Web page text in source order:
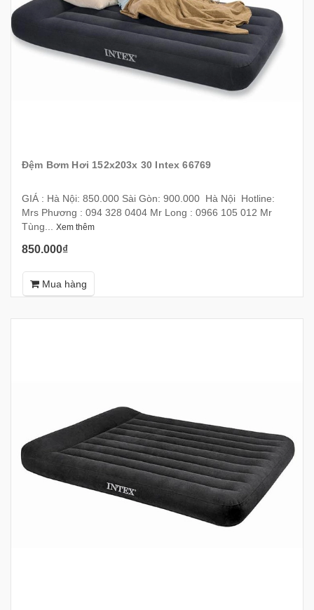
Đệm Bơm Hơi 152x203x 30 Intex 66769
GIÁ : Hà Nội: 850.000 Sài Gòn: 900.000 Hà Nội Hotline:
Mrs Phương : 094 328 0404 Mr Long : 0966 105 012 Mr
Tùng... Xem thêm
850.000₫
Mua hàng